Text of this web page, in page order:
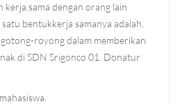
kerja sama dengan orang lain
bentukkerja samanya adalah,
royong dalam memberikan
di SDN Srigonco 01. Donatur